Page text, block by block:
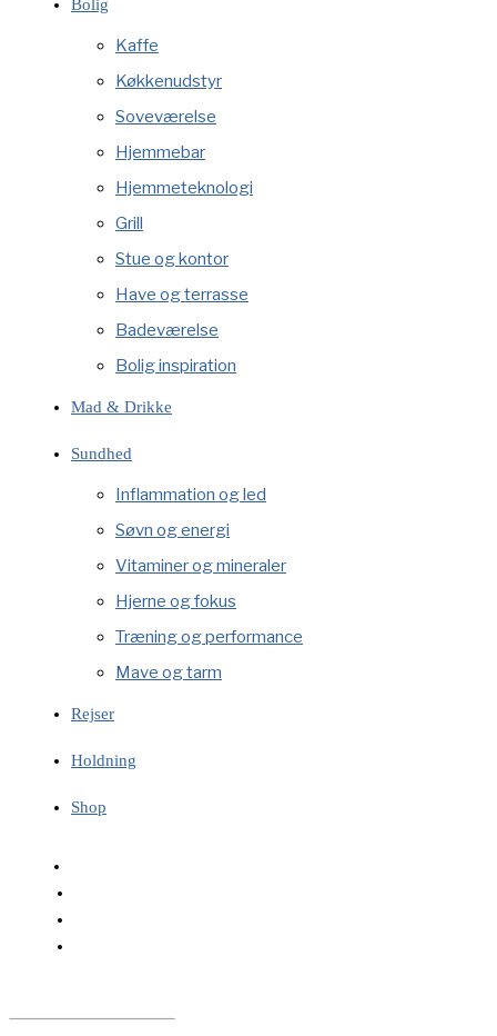
Bolig
Kaffe
Køkkenudstyr
Soveværelse
Hjemmebar
Hjemmeteknologi
Grill
Stue og kontor
Have og terrasse
Badeværelse
Bolig inspiration
Mad & Drikke
Sundhed
Inflammation og led
Søvn og energi
Vitaminer og mineraler
Hjerne og fokus
Træning og performance
Mave og tarm
Rejser
Holdning
Shop